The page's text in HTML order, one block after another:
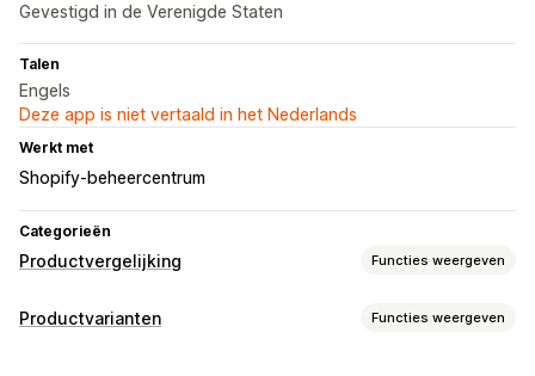
Gevestigd in de Verenigde Staten
Talen
Engels
Deze app is niet vertaald in het Nederlands
Werkt met
Shopify-beheercentrum
Categorieën
Productvergelijking Functies weergeven
Vergelijkingstools
Productvarianten Functies weergeven